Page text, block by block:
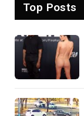
Top Posts